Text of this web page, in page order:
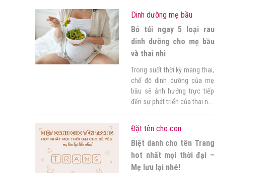
Dinh dưỡng mẹ bầu
Bỏ túi ngay 5 loại rau
dinh dưỡng cho mẹ bầu
và thai nhi
Trong suốt thời kỳ mang thai,
chế độ dinh dưỡng của mẹ
bầu sẽ ảnh hưởng trực tiếp
đến sự phát triển của thai nhi.
vitamin và khoáng chất chính
là nhóm thực phẩm rất cần
thiết để tham khảo đưa ngay
[…]
Đặt tên cho con
Biệt danh cho tên Trang
hot nhất mọi thời đại –
Mẹ lưu lại nhé!